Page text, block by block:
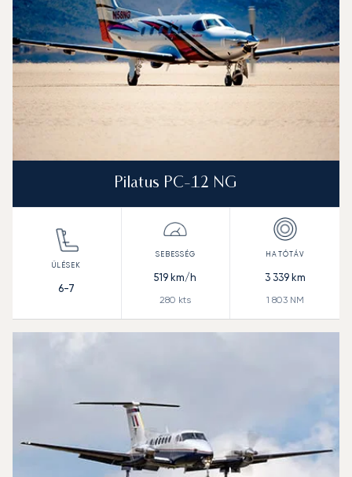
Pilatus PC-12 NG
6-7
519 km/h
280 kts
3 339km
1 803NM